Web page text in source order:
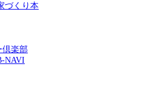
づくり本
倶楽部
NAVI